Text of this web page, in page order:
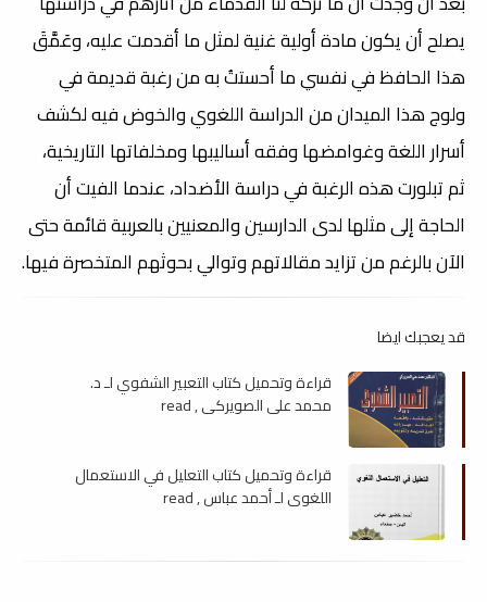
يصلح أن يكون مادة أولية غنية لمثل ما أقدمت عليه، وعَمَّقَ
هذا الحافظ في نفسي ما أحستتُ به من رغبة قديمة في
ولوج هذا الميدان من الدراسة اللغوي والخوض فيه لكشف
أسرار اللغة وغوامضها وفقه أساليبها ومخلفاتها التاريخية،
ثم تبلورت هذه الرغبة في دراسة الأضداد، عندما الفيت أن
الحاجة إلى مثلها لدى الدارسين والمعنيين بالعربية قائمة حتى
الآن بالرغم من تزايد مقالاتهم وتوالي بحوثهم المتخصرة فيها.
قد يعجبك ايضا
قراءة وتحميل كتاب التعبير الشفوي لـ د.
محمد علي الصويركي , read
قراءة وتحميل كتاب التعليل في الاستعمال
اللغوى لـ أحمد عباس , read